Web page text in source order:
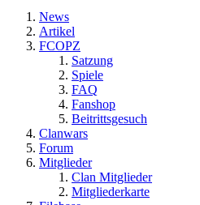
News
Artikel
FCOPZ
Satzung
Spiele
FAQ
Fanshop
Beitrittsgesuch
Clanwars
Forum
Mitglieder
Clan Mitglieder
Mitgliederkarte